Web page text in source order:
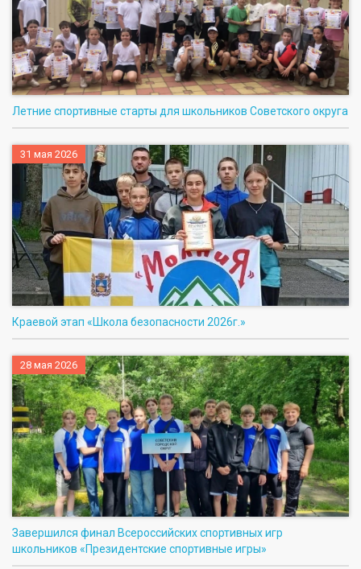
Летние спортивные старты для школьников Советского округа
31 мая 2026
Краевой этап «Школа безопасности 2026г.»
28 мая 2026
Завершился финал Всероссийских спортивных игр
школьников «Президентские спортивные игры»